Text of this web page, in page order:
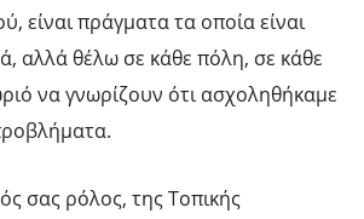
είναι πράγματα τα οποία είναι
αλλά θέλω σε κάθε πόλη, σε κάθε
να γνωρίζουν ότι ασχοληθήκαμε
σας ρόλος, της Τοπικής